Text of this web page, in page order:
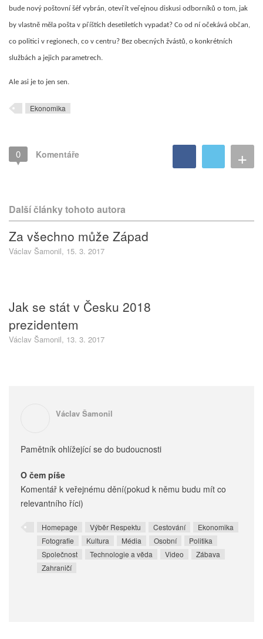
bude nový poštovní šéf vybrán, otevřít veřejnou diskusi odborníků o tom, jak
by vlastně měla pošta v příštích desetiletích vypadat? Co od ní očekává občan,
co politici v regionech, co v centru? Bez obecných žvástů, o konkrétních
službách a jejich parametrech.
Ale asi je to jen sen.
Ekonomika
0 Komentáře +
Další články tohoto autora
Za všechno může Západ
Václav Šamonil, 15. 3. 2017
Jak se stát v Česku 2018
prezidentem
Václav Šamonil, 13. 3. 2017
Václav Šamonil
Pamětník ohlížející se do budoucnosti
O čem píše
Komentář k veřejnému dění(pokud k němu budu mít co
relevantního říci)
Homepage Výběr Respektu Cestování
Ekonomika
Fotografie
Kultura Média Osobní
Politika
Společnost
Technologie a věda Video
Zábava
Zahraničí